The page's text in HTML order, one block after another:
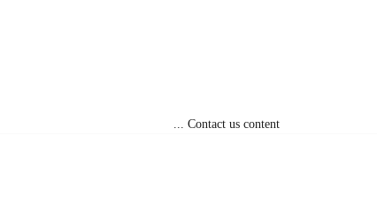
Contact us content ...